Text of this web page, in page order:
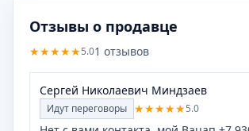
Отзывы о продавце
★★★★★5.01 отзывов
Сергей Николаевич Миндзаев
Идут переговоры ★★★★★5.0